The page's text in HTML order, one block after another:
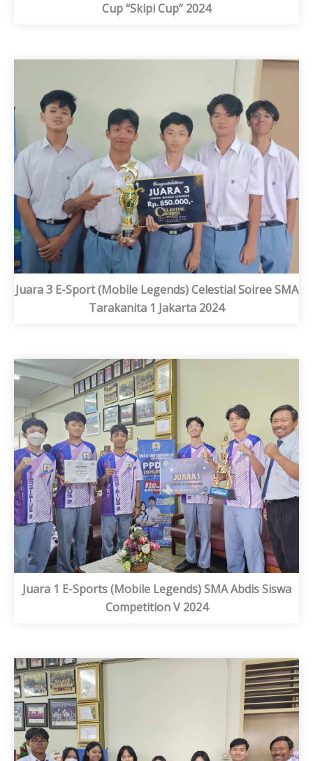
Cup “Skipi Cup” 2024
Juara 3 E-Sport (Mobile Legends) Celestial Soiree SMA
Tarakanita 1 Jakarta 2024
Juara 1 E-Sports (Mobile Legends) SMA Abdis Siswa
Competition V 2024